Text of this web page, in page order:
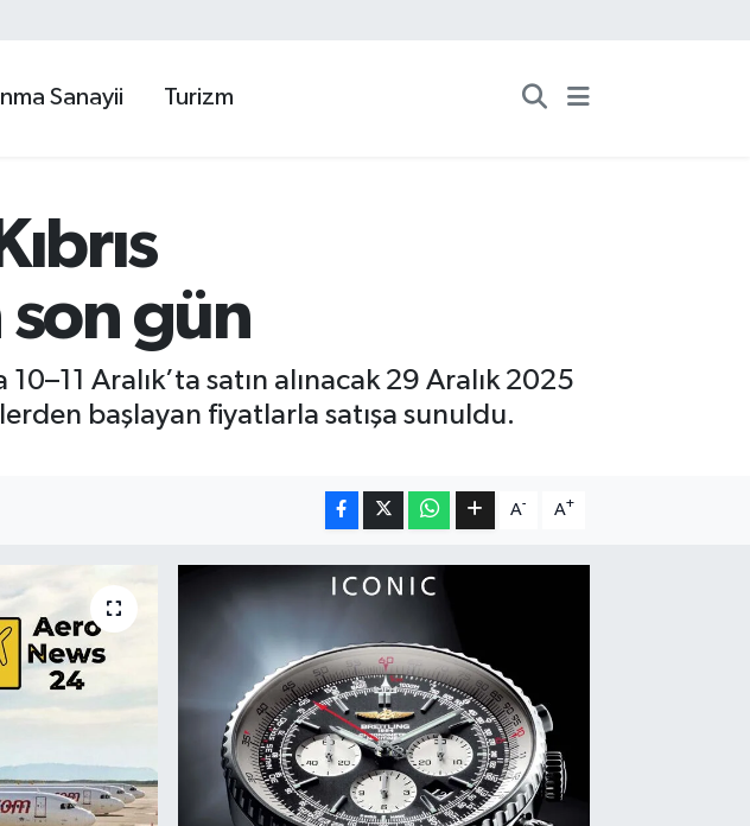
Sanayii Turizm
son gün
Aralık’ta satın alınacak 29 Aralık 2025
başlayan fiyatlarla satışa sunuldu.
A- A+